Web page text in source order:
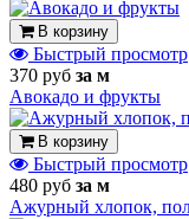
В корзину
Быстрый просмотр
370 руб за м
Авокадо и фрукты
В корзину
Быстрый просмотр
480 руб за м
Ажурный хлопок,